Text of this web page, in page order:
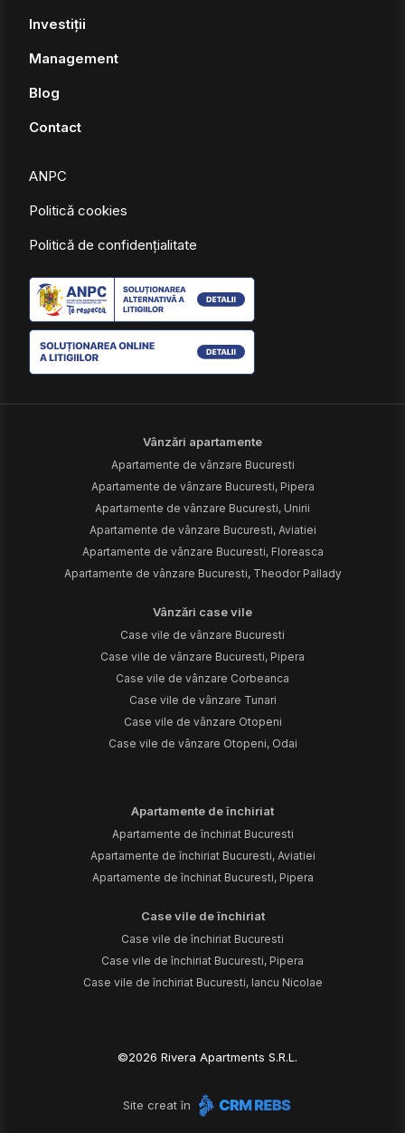
Investiții
Management
Blog
Contact
ANPC
Politică cookies
Politică de confidențialitate
Vânzări apartamente
Apartamente de vânzare Bucuresti
Apartamente de vânzare Bucuresti, Pipera
Apartamente de vânzare Bucuresti, Unirii
Apartamente de vânzare Bucuresti, Aviatiei
Apartamente de vânzare Bucuresti, Floreasca
Apartamente de vânzare Bucuresti, Theodor Pallady
Vânzări case vile
Case vile de vânzare Bucuresti
Case vile de vânzare Bucuresti, Pipera
Case vile de vânzare Corbeanca
Case vile de vânzare Tunari
Case vile de vânzare Otopeni
Case vile de vânzare Otopeni, Odai
Apartamente de închiriat
Apartamente de închiriat Bucuresti
Apartamente de închiriat Bucuresti, Aviatiei
Apartamente de închiriat Bucuresti, Pipera
Case vile de închiriat
Case vile de închiriat Bucuresti
Case vile de închiriat Bucuresti, Pipera
Case vile de închiriat Bucuresti, Iancu Nicolae
©2026 Rivera Apartments S.R.L.
Site creat în